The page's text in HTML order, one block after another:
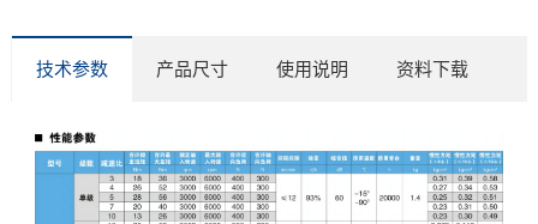
技术参数 产品尺寸 使用说明 资料下载